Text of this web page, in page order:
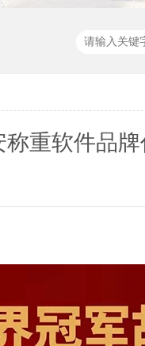
重软件品牌